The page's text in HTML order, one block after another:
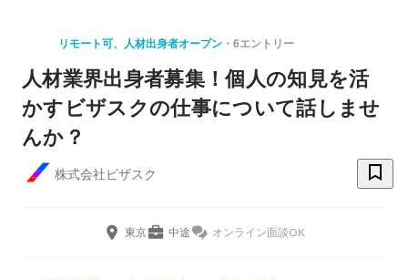
リモート可、人材出身者オープン 6エントリー
人材業界出身者募集！個人の知見を活
かすビザスクの仕事について話しませ
んか？
株式会社ビザスク
東京 中途 オンライン面談OK